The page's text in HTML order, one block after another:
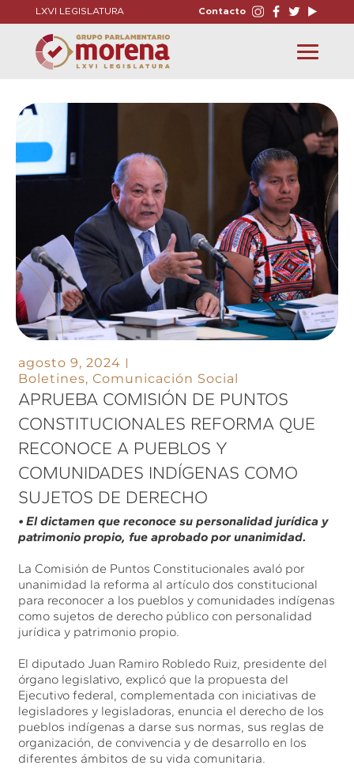
LXVI LEGISLATURA Contacto
Toggle
navigation
agosto 9, 2024
Boletines,Comunicación Social
APRUEBA COMISIÓN DE PUNTOS
CONSTITUCIONALES REFORMA QUE
RECONOCE A PUEBLOS Y
COMUNIDADES INDÍGENAS COMO
SUJETOS DE DERECHO
• El dictamen que reconoce su personalidad jurídica y
patrimonio propio, fue aprobado por unanimidad.
La Comisión de Puntos Constitucionales avaló por
unanimidad la reforma al artículo dos constitucional
para reconocer a los pueblos y comunidades indígenas
como sujetos de derecho público con personalidad
jurídica y patrimonio propio.
El diputado Juan Ramiro Robledo Ruiz, presidente del
órgano legislativo, explicó que la propuesta del
Ejecutivo federal, complementada con iniciativas de
legisladores y legisladoras, enuncia el derecho de los
pueblos indígenas a darse sus normas, sus reglas de
organización, de convivencia y de desarrollo en los
diferentes ámbitos de su vida comunitaria.